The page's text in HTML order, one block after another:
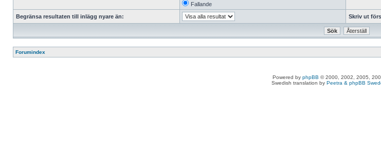
Fallande
Begränsa resultaten till inlägg nyare än: Skriv ut
Forumindex
Powered by phpBB © 2000, 2002, 2005,
Swedish translation by Peetra & phpBB